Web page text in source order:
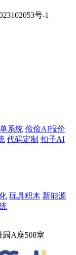
号-1
系统 俭俭AI报价
代码定制 扣子AI
玩具积木 新能源
园A座508室